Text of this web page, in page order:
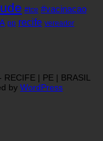
#tce #vacinacao
pp recife vereador
| PE | BRASIL
by WordPress